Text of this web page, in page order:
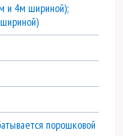
и 4м шириной);
порошковой